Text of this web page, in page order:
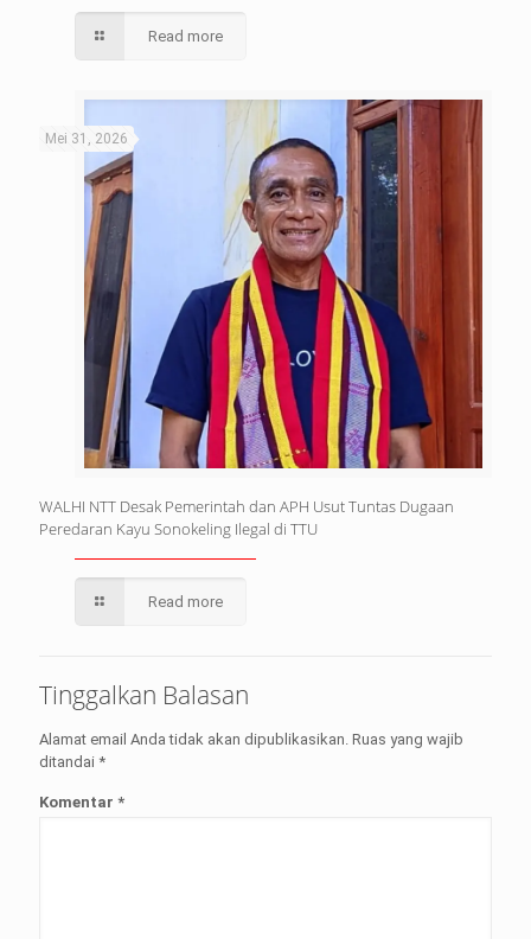
Read more
Mei 31, 2026
WALHI NTT Desak Pemerintah dan APH Usut Tuntas Dugaan
Peredaran Kayu Sonokeling Ilegal di TTU
Read more
Tinggalkan Balasan
Alamat email Anda tidak akan dipublikasikan. Ruas yang wajib
ditandai *
Komentar *